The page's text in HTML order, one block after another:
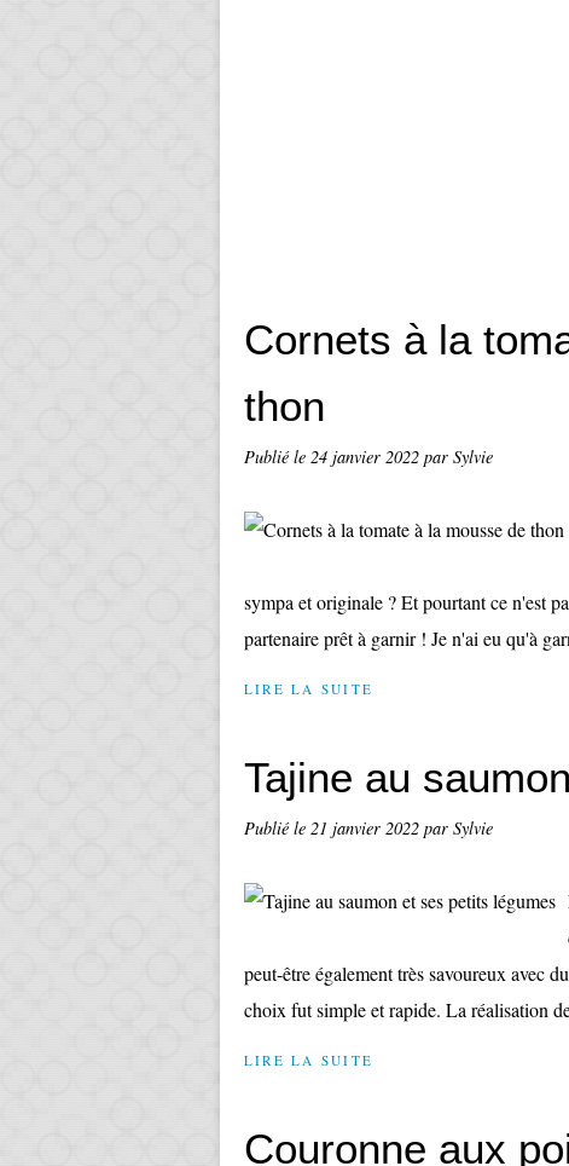
Cornets à la
thon
Publié le 24 janvier 2022 par Sylvie
sympa et originale ? Et pourtant ce n'est
partenaire prêt à garnir ! Je n'ai eu qu'à
LIRE LA SUITE
Tajine au
Publié le 21 janvier 2022 par Sylvie
peut-être également très savoureux avec
choix fut simple et rapide. La réalisation
LIRE LA SUITE
Couronne aux